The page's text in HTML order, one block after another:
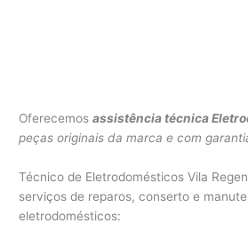
Oferecemosassistência técnica
peças originais da marca e com
Técnico de Eletrodomésticos Vila
serviços de reparos, conserto e
eletrodomésticos: